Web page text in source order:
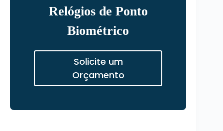
Relógios de Ponto
Biométrico
Solicite um
Orçamento